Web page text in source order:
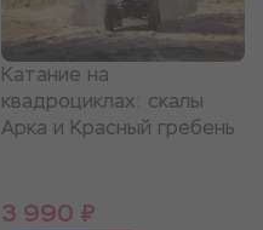
Катание на
квадроциклах: скалы
Арка и Красный гребень
3 990 ₽